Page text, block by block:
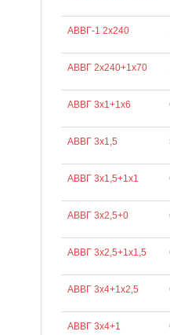
АВВГ-1 2х240
АВВГ 2х240+1х70
АВВГ 3х1+1х6
АВВГ 3х1,5
АВВГ 3х1,5+1х1
АВВГ 3х2,5+0
АВВГ 3х2,5+1х1,5
АВВГ 3х4+1х2,5
АВВГ 3х4+1